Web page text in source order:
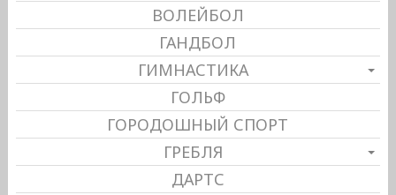
ВОЛЕЙБОЛ
ГАНДБОЛ
ГИМНАСТИКА
ГОЛЬФ
ГОРОДОШНЫЙ СПОРТ
ГРЕБЛЯ
ДАРТС